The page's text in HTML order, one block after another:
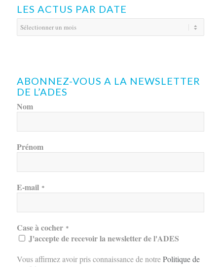
LES ACTUS PAR DATE
ABONNEZ-VOUS A LA NEWSLETTER
DE L’ADES
Nom
Prénom
E-mail *
Case à cocher *
J'accepte de recevoir la newsletter de l'ADES
Vous affirmez avoir pris connaissance de notrePolitique de